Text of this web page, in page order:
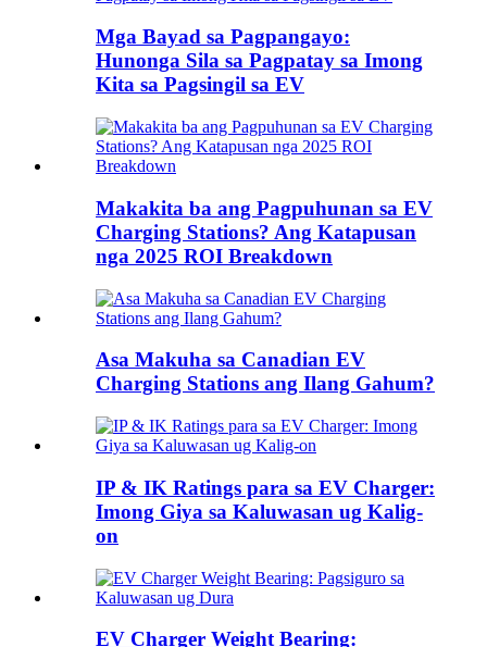
Mga Bayad sa Pagpangayo:
Hunonga Sila sa Pagpatay sa Imong
Kita sa Pagsingil sa EV
Makakita ba ang Pagpuhunan sa EV
Charging Stations? Ang Katapusan
nga 2025 ROI Breakdown
Asa Makuha sa Canadian EV
Charging Stations ang Ilang Gahum?
IP & IK Ratings para sa EV Charger:
Imong Giya sa Kaluwasan ug Kalig-
on
EV Charger Weight Bearing: